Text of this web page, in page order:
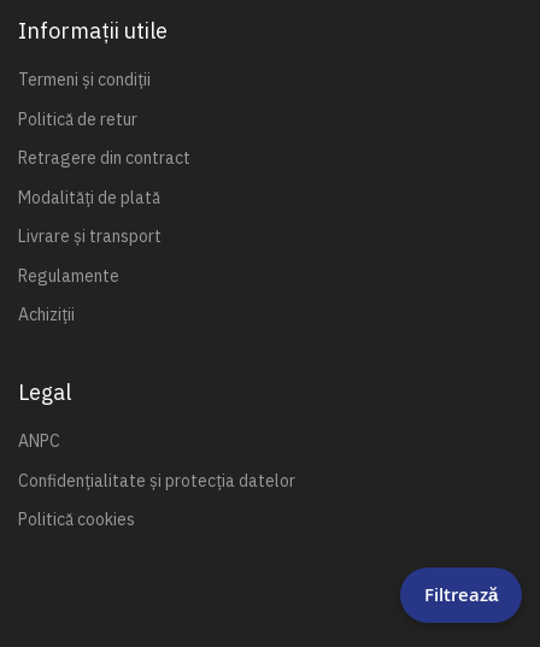
Informații utile
Termeni și condiții
Politică de retur
Retragere din contract
Modalități de plată
Livrare și transport
Regulamente
Achiziții
Legal
ANPC
Confidențialitate și protecția datelor
Politică cookies
Filtrează